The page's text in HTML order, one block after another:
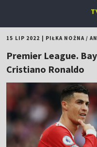
15 LIP 2022 PIŁKA NOŻNA/
Premier League.
Cristiano Ronaldo